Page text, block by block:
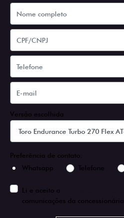
Versão escolhida
Preferência de contato:
Whatsapp
Telefone
Li e aceito a
comunicações da concessionária.